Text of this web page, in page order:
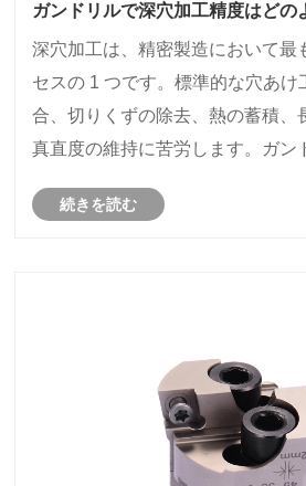
ガンドリルで深穴加工精度はどの
深穴加工は、精密製造において最
セスの 1 つです。標準的な穴あけ
合、切りくずの除去、熱の蓄積、
真直度の維持に苦労します。ガン
記事では、ガンドリルの仕組み、
続きを読む